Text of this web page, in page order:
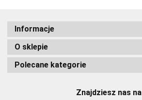
Informacje
O sklepie
Polecane kategorie
Znajdziesz nas na